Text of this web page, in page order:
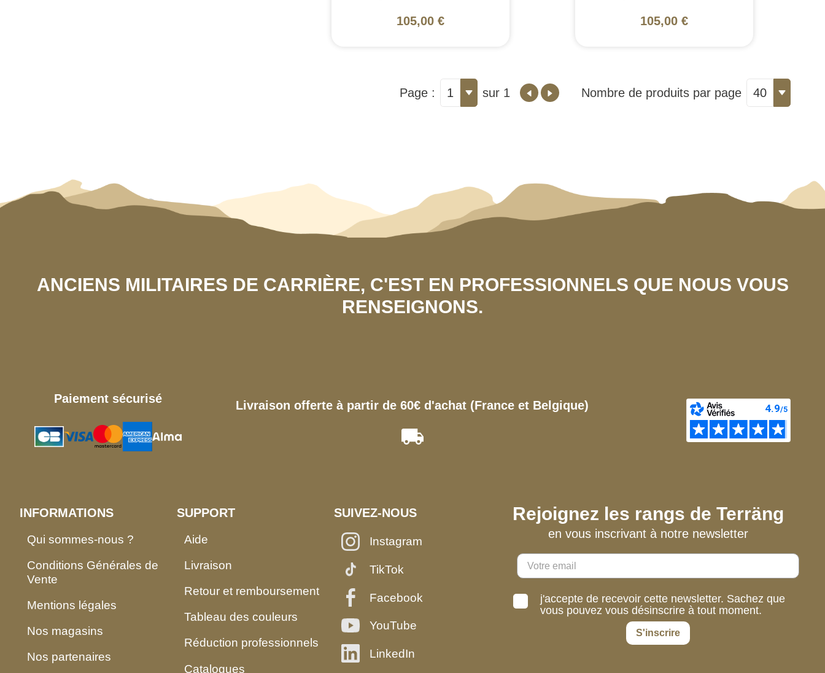
105,00 € 105,00 €
Page : 1 sur 1 Nombre de produits par page 40
ANCIENS MILITAIRES DE CARRIÈRE, C'EST EN PROFESSIONNELS QUE NOUS VOUS
RENSEIGNONS.
Paiement sécurisé Livraison offerte à partir de 60€ d'achat (France et Belgique)
INFORMATIONS
Qui sommes-nous ?
Conditions Générales de
Vente
Mentions légales
Nos magasins
Nos partenaires
SUPPORT
Aide
Livraison
Retour et remboursement
Tableau des couleurs
Réduction professionnels
Catalogues
SUIVEZ-NOUS
Instagram
TikTok
Facebook
YouTube
LinkedIn
Rejoignez les rangs de Terräng
en vous inscrivant à notre newsletter
j'accepte de recevoir cette newsletter. Sachez que
vous pouvez vous désinscrire à tout moment.
S'inscrire